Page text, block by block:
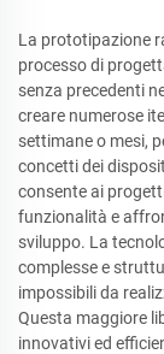
La prototipazione
processo di
senza precedenti
creare numerose
settimane o mesi,
concetti dei
consente ai
funzionalità e
sviluppo. La
complesse e
impossibili da
Questa maggiore
innovativi ed